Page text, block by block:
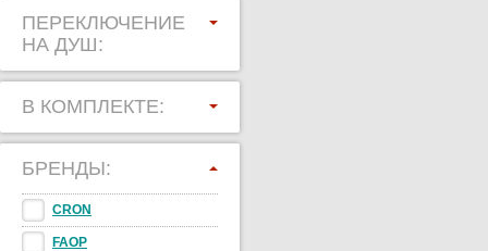
ПЕРЕКЛЮЧЕНИЕ
НА ДУШ:
В КОМПЛЕКТЕ:
БРЕНДЫ:
CRON
FAOP